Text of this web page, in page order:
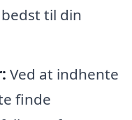
til din
Ved at indhente
finde